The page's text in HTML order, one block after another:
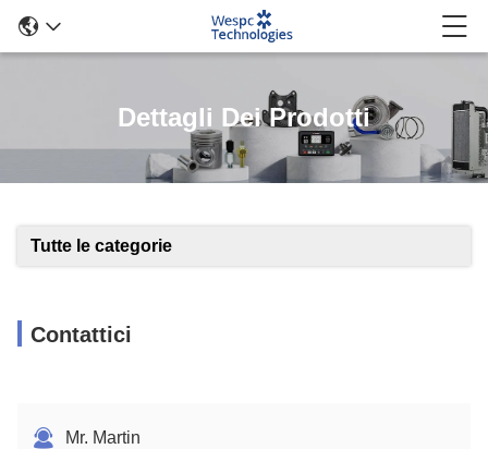
Dettagli Dei Prodotti
Tutte le categorie
Contattici
Mr. Martin